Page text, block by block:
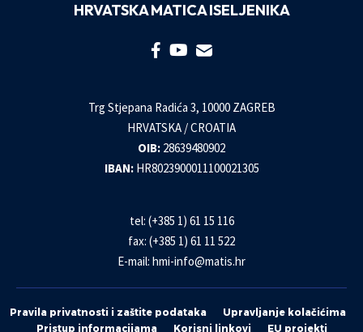
HRVATSKA MATICA ISELJENIKA
Trg Stjepana Radića 3, 10000 ZAGREB
HRVATSKA / CROATIA
OIB: 28639480902
IBAN: HR8023900011100021305
tel: (+385 1) 61 15 116
fax: (+385 1) 61 11 522
E-mail: hmi-info@matis.hr
Pravila privatnosti i zaštite podataka
Upravljanje kolačićima
Pristup informacijama
Korisni linkovi EU projekti